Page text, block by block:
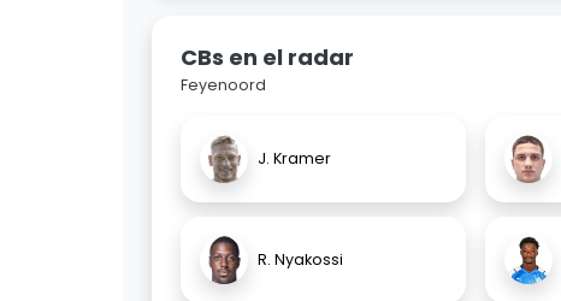
CBs en el radar
Feyenoord
J. Kramer
R. Nyakossi